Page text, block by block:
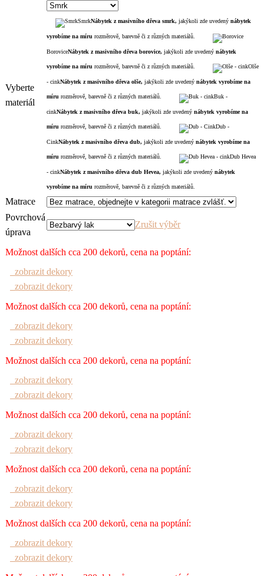
Vyberte
materiál
SmrkNábytek z masivního dřeva smrk, jakýkoli zde uvedený nábytek
vyrobíme na míru rozměrově, barevně či z různých materiálů.
BoroviceNábytek z masivního dřeva borovice, jakýkoli zde uvedený nábytek
vyrobíme na míru rozměrově, barevně či z různých materiálů. Olše
- cinkNábytek z masivního dřeva olše, jakýkoli zde uvedený nábytek vyrobíme na
míru rozměrově, barevně či z různých materiálů. Buk -
cinkNábytek z masivního dřeva buk, jakýkoli zde uvedený nábytek vyrobíme na
míru rozměrově, barevně či z různých materiálů. Dub -
CinkNábytek z masivního dřeva dub, jakýkoli zde uvedený nábytek vyrobíme na
míru rozměrově, barevně či z různých materiálů. Dub Hevea
- cinkNábytek z masivního dřeva dub Hevea, jakýkoli zde uvedený nábytek
vyrobíme na míru rozměrově, barevně či z různých materiálů.
Matrace
Povrchová
úprava
Zrušit výběr
Možnost dalších cca 200 dekorů, cena na poptání:
zobrazit dekory
zobrazit dekory
Možnost dalších cca 200 dekorů, cena na poptání:
zobrazit dekory
zobrazit dekory
Možnost dalších cca 200 dekorů, cena na poptání:
zobrazit dekory
zobrazit dekory
Možnost dalších cca 200 dekorů, cena na poptání:
zobrazit dekory
zobrazit dekory
Možnost dalších cca 200 dekorů, cena na poptání:
zobrazit dekory
zobrazit dekory
Možnost dalších cca 200 dekorů, cena na poptání:
zobrazit dekory
zobrazit dekory